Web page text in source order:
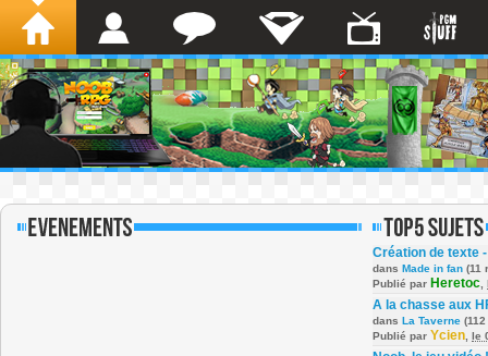
Création de texte
dans Made in fan (11
Publié par Heretoc
A la chasse aux
dans La Taverne
Publié par Ycien le